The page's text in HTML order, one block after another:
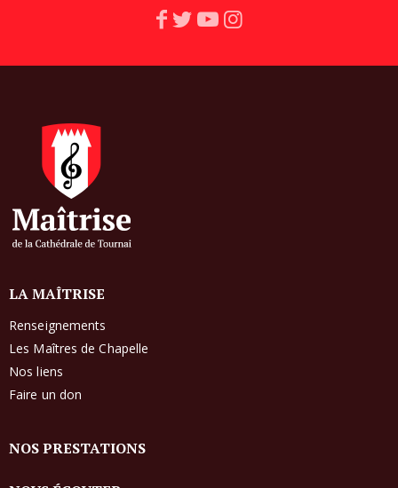
LA MAÎTRISE
Renseignements
Les Maîtres de Chapelle
Nos liens
Faire un don
NOS PRESTATIONS